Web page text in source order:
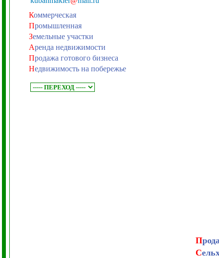
Коммерческая
Промышленная
Земельные участки
Аренда недвижимости
Продажа готового бизнеса
Недвижимость на побережье
П
С